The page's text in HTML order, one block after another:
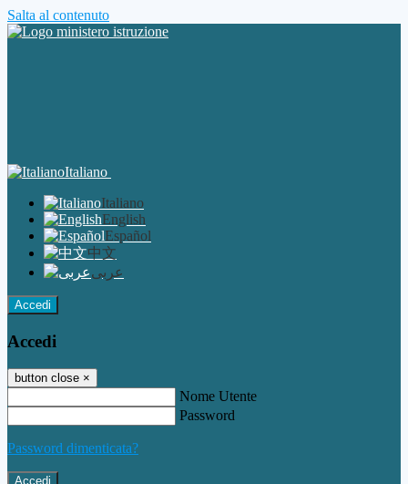
Salta al contenuto
Italiano
Italiano
English
Español
中文
عربى
Accedi
Accedi
button close ×
Nome Utente
Password
Password dimenticata?